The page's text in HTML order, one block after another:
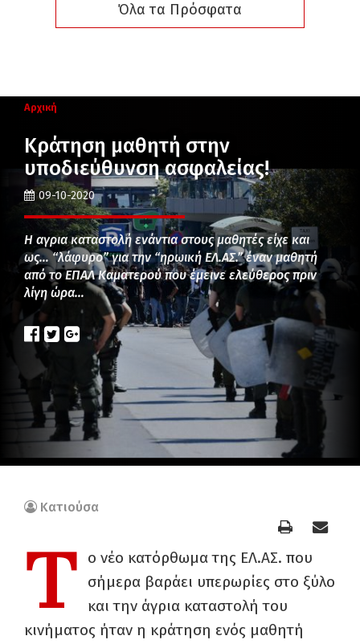
Όλα τα Πρόσφατα
Αρχική
Κράτηση μαθητή στην
υποδιεύθυνση ασφαλείας!
09-10-2020
Η αγρια καταστολή ενάντια στους μαθητές είχε και
ως… “λάφυρο” για την “ηρωική ΕΛ.ΑΣ.” έναν μαθητή
από το ΕΠΑΛ Καματερού που έμεινε ελεύθερος πριν
λίγη ώρα…
Κατιούσα
Τ
ο νέο κατόρθωμα της ΕΛ.ΑΣ. που
σήμερα βαράει υπερωρίες στο ξύλο
και την άγρια καταστολή του
κινήματος ήταν η κράτηση ενός μαθητή